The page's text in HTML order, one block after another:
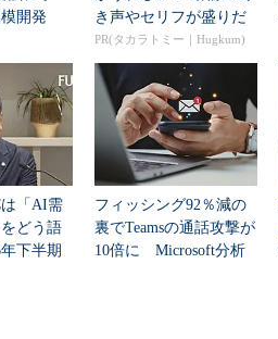
開発
き声やセリフが盛りだ
くさんの「アニア ...
PR(タカラトミー｜Hugkum)
「AI需
どう語
下半期
フィッシング92％減の
裏でTeamsの通話攻撃が
10倍に Microsoft分析